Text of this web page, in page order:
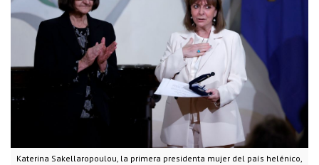
Katerina Sakellaropoulou, la primera presidenta mujer del país helénico,